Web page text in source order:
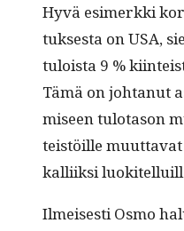
Hyvä esimerk­ki
tuk­ses­ta on USA,
tu­loista 9 %
Tämä on johtanut
miseen tulota­son
teistöille
kalli­ik­si
Ilmeis­es­ti Osmo